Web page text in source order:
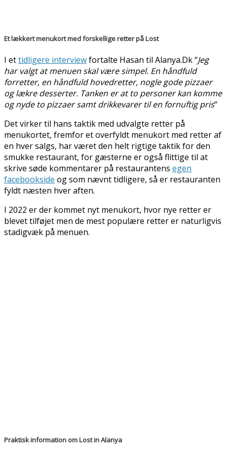
Et lækkert menukort med forskellige retter på Lost
I ettidligere interviewfortalte Hasan til Alanya.Dk “Jeg
har valgt at menuen skal være simpel. En håndfuld
forretter, en håndfuld hovedretter, nogle gode pizzaer
og lækre desserter. Tanken er at to personer kan komme
og nyde to pizzaer samt drikkevarer til en fornuftig pris“
Det virker til hans taktik med udvalgte retter på
menukortet, fremfor et overfyldt menukort med retter af
en hver salgs, har været den helt rigtige taktik for den
smukke restaurant, for gæsterne er også flittige til at
skrive søde kommentarer på restaurantens egen
facebookside og som nævnt tidligere, så er restauranten
fyldt næsten hver aften.
I 2022 er der kommet nyt menukort, hvor nye retter er
blevet tilføjet men de mest populære retter er naturligvis
stadigvæk på menuen.
Praktisk information om Lost in Alanya